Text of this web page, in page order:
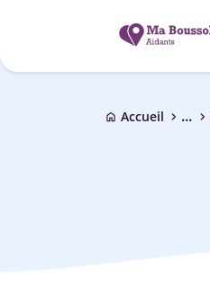
home Accueil chevron_right ... chevron_right